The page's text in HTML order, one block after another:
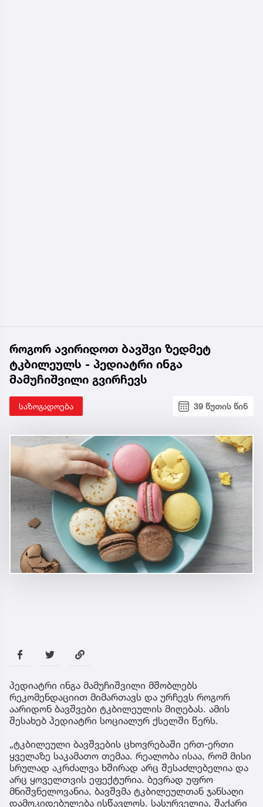
როგორ ავირიდოთ ბავშვი ზედმეტ
ტკბილეულს - პედიატრი ინგა
მამუჩიშვილი გვირჩევს
საზოგადოება 39 წუთის წინ
პედიატრი ინგა მამუჩიშვილი მშობლებს
რეკომენდაციით მიმართავს და ურჩევს როგორ
აარიდონ ბავშვები ტკბილეულის მიღებას. ამის
შესახებ პედიატრი სოციალურ ქსელში წერს.
„ტკბილეული ბავშვების ცხოვრებაში ერთ-ერთი
ყველაზე საკამათო თემაა. რეალობა ისაა, რომ მისი
სრულად აკრძალვა ხშირად არც შესაძლებელია და
არც ყოველთვის ეფექტურია. ბევრად უფრო
მნიშვნელოვანია, ბავშვმა ტკბილეულთან ჯანსაღი
დამოკიდებულება ისწავლოს. სასურველია, შაქარი